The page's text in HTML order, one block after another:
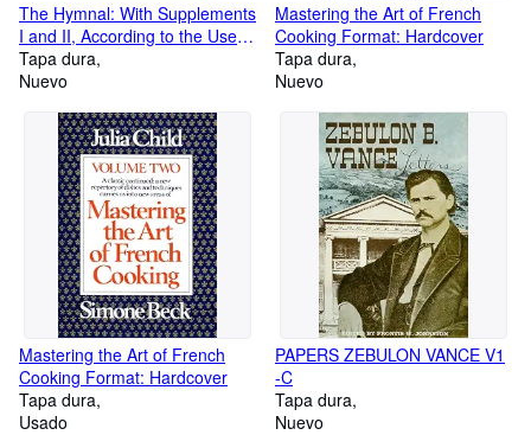
The Hymnal: With Supplements
I and II, According to the Use of
the Episcopal Church, 1940
Tapa dura
Nuevo
Mastering the Art of French
Cooking Format: Hardcover
Tapa dura
Nuevo
Mastering the Art of French
Cooking Format: Hardcover
Tapa dura
Usado
PAPERS ZEBULON VANCE V1
-C
Tapa dura
Nuevo